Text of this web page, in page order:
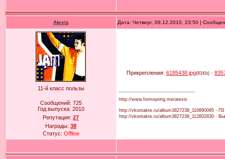
Atevis Дата: Четверг, 09.12.2010, 23:50 |
11-й класс пользы
Сообщений: 725
Год выпуска: 2010
Репутация:27
Награды:38
Статус: Offline
Прикрепления: 6185438.jpg(81Kb)·
http://www.formspring.me/atevis
http://vkontakte.ru/album3827238_110890095 - ПЗ
http://vkontakte.ru/album3827238_112602830 -